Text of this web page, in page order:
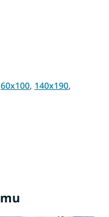
60x100, 140x190,